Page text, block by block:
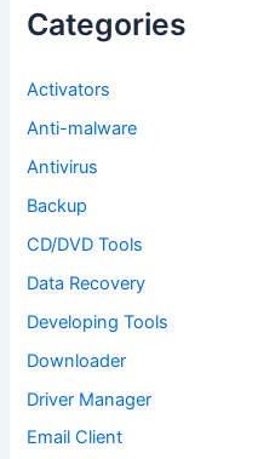
f
o
:
Categories
Activators
Anti-malware
Antivirus
Backup
CD/DVD Tools
Data Recovery
Developing Tools
Downloader
Driver Manager
Email Client